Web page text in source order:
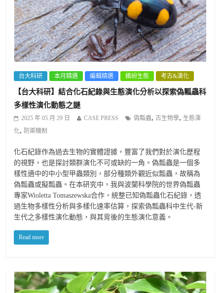
台大科研 本月精選 編輯精選 繽紛生態 考古&演化
【台大科研】結合化石紀錄與生態演化分析以探索偽瓢蟲科
多樣性演化動態之謎
2025 年 05 月 29 日 CASE PRESS 偽瓢蟲,古生物學, 生態演
化, 防禦機制
化石紀錄作為過去生物的實體證據，豐富了我們對於演化歷程
的視野，也是探討類群演化不可或缺的一角。偽瓢蟲是一個多
樣性適中的中小型甲蟲類別，部分種類外觀近似瓢蟲，故稱為
偽瓢蟲或擬瓢蟲。在本研究中，我與波蘭科學院的世界偽瓢蟲
專家Wioletta Tomaszewska合作，統整已知偽瓢蟲化石紀錄，透
過生物多樣性分析與多樣化速率估算，探索偽瓢蟲科中生代-新
生代之多樣性演化動態，與其背後的生態演化意義。
Read more